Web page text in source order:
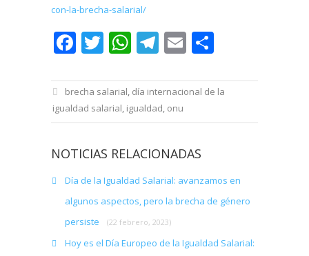
con-la-brecha-salarial/
Facebook
Twitter
WhatsApp
Telegram
Email
brecha salarial día internacional de la
igualdad salarial igualdad onu
NOTICIAS RELACIONADAS
Día de la Igualdad Salarial: avanzamos en
algunos aspectos, pero la brecha de género
persiste
(22 febrero, 2023)
Hoy es el Día Europeo de la Igualdad Salarial: